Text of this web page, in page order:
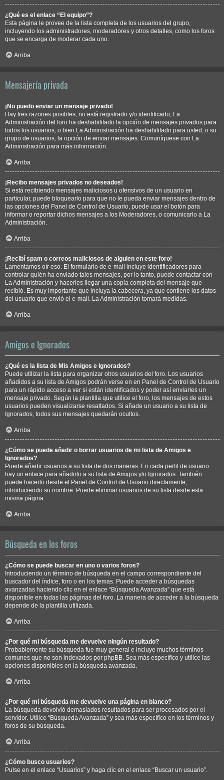
¿Qué es el enlace “El equipo”?
Esta página le provee de la lista completa de los usuarios del grupo,
incluyendo los administradores, moderadores y otros detalles, como los foros
que se encarga de moderar cada uno.
Arriba
Mensajería privada
¡No puedo enviar un mensaje privado!
Hay tres razones posibles; no está registrado y/o identificado, La
Administración del foro ha deshabilitado la opción de mensajes privados para
todos los usuarios, o bien La Administración ha deshabilitado para usted, o su
grupo de usuarios, la opción de enviar mensajes. Comuníquese con La
Administración para más información.
Arriba
¡Recibo mensajes privados no deseados!
Si está recibiendo mensajes maliciosos u ofensivos de un usuario en
particular, puede bloquearlo para que no le pueda enviar mensajes dentro de
las opciones del Panel de Control de Usuario, puede usar el botón para
informar o reportar dichos mensajes a los Moderadores, o comunicarlo a La
Administración.
Arriba
¡Recibí spam o correos maliciosos de alguien en este foro!
Lamentamos oír eso. El formulario de e-mail incluye identificadores para
controlar quién ha enviado tales mensajes, por lo tanto, puede contactar con
La Administración y hacerles llegar una copia completa del mensaje que
recibió. Es muy importante que incluya la cabecera, ya que contiene los datos
del usuario que envió el e-mail. La Administración tomará medidas.
Arriba
Amigos e Ignorados
¿Qué es la lista de Mis Amigos e Ignorados?
Puede utilizar la lista para organizar otros usuarios del foro. Los usuarios
añadidos a su lista de Amigos podrán verse en en Panel de Control de Usuario
para un rápido acceso a ver si están identificados y poder así enviarles un
mensaje privado. Según la plantilla que utilice el foro, los mensajes de estos
usuarios pueden visualizarse resaltados. Si añade un usuario a su lista de
Ignorados, todos sus mensajes quedarán ocultos.
Arriba
¿Cómo se puede añadir o borrar usuarios de mi lista de Amigos e
Ignorados?
Puede añadir usuarios a su lista de dos maneras. En cada perfil de usuario
hay un enlace para añadirlo a su lista de Amigos y/o Ignorados. También
puede hacerlo desde el Panel de Control de Usuario directamente,
introduciendo su nombre. Puede eliminar usuarios de su lista desde esta
misma página.
Arriba
Búsqueda en los foros
¿Cómo se puede buscar en uno o varios foros?
Introduciendo un término de búsqueda en el campo correspondiente del
buscador del índice, foro o en los temas. Puede acceder a búsquedas
avanzadas haciendo clic en el enlace “Búsqueda Avanzada” que está
disponible en todas las páginas del foro. La manera de acceder a la búsqueda
depende de la plantilla utilizada.
Arriba
¿Por qué mi búsqueda me devuelve ningún resultado?
Probablemente su búsqueda fue muy general e incluye muchos términos
comunes que no son indexados por phpBB. Sea más específico y utilice las
opciones disponibles en la búsqueda avanzada.
Arriba
¿Por qué mi búsqueda me devuelve una página en blanco?
La búsqueda devolvió demasiados resultados para ser procesados por el
servidor. Utilice “Búsqueda Avanzada” y sea más específico en los términos y
foros de su búsqueda.
Arriba
¿Cómo busco usuarios?
Pulse en el enlace “Usuarios” y haga clic en el enlace “Buscar un usuario”.